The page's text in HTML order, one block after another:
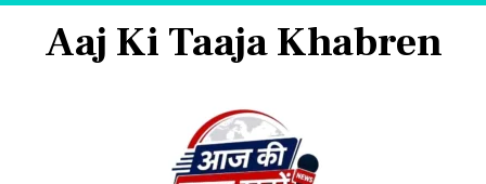
Aaj Ki Taaja Khabren